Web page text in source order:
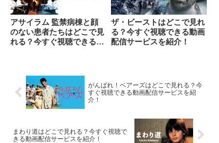
アサイラム 監禁病棟と顔
のない患者たちはどこで見
れる？今すぐ視聴できる動
ザ・ビーストはどこで見れ
る？今すぐ視聴できる動画
配信サービスを紹介！
がんばれ！ベアーズはどこで見れる？今
すぐ視聴できる動画配信サービスを紹
介！
まわり道はどこで見れる？今すぐ視聴で
きる動画配信サービスを紹介！